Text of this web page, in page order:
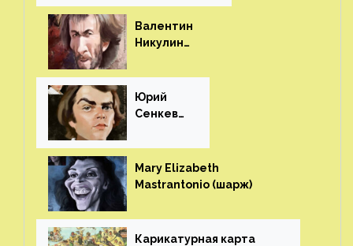
Валентин
Никулин
Юрий
Сенкеви
Mary Elizabeth
Mastrantonio (шарж)⁠⁠
Карикатурная карта